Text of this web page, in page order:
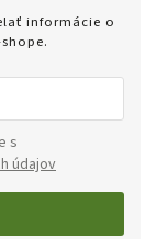
informácie o
údajov